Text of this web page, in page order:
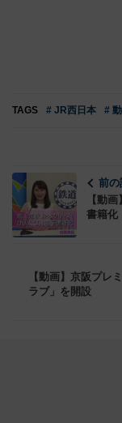
TAGS # JR西日本 #
前の
【動
書籍化
【動画】京阪プレ
ラブ」を開設